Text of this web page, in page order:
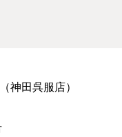
神田呉服店）​